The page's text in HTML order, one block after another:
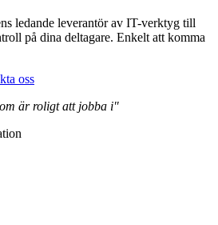
ledande leverantör av IT-verktyg till
på dina deltagare. Enkelt att komma
oss
är roligt att jobba i"